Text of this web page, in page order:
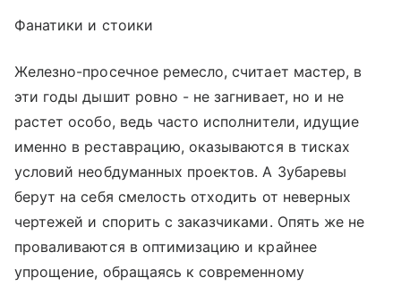
Фанатики и стоики
Железно-просечное ремесло, считает мастер, в
эти годы дышит ровно - не загнивает, но и не
растет особо, ведь часто исполнители, идущие
именно в реставрацию, оказываются в тисках
условий необдуманных проектов. А Зубаревы
берут на себя смелость отходить от неверных
чертежей и спорить с заказчиками. Опять же не
проваливаются в оптимизацию и крайнее
упрощение, обращаясь к современному